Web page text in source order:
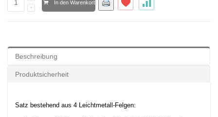
In den Warenkorb
Beschreibung
Produktsicherheit
Satz bestehend aus 4 Leichtmetall-Felgen: